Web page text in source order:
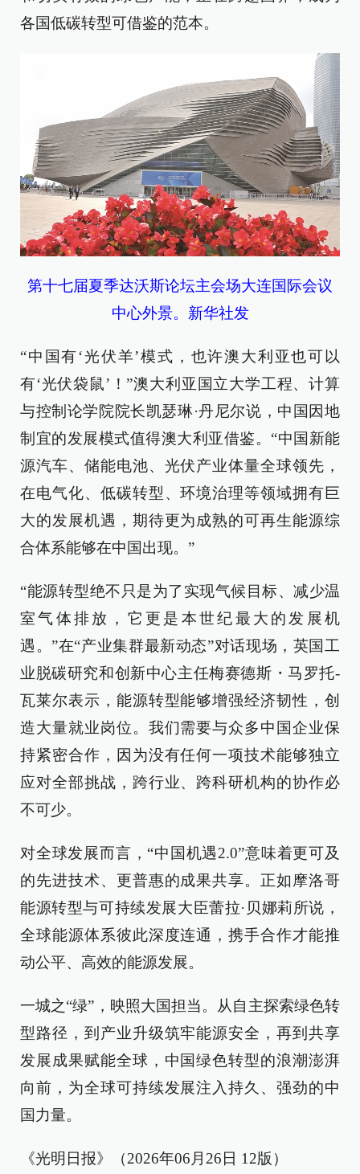
各国低碳转型可借鉴的范本。
第十七届夏季达沃斯论坛主会场大连国际会议
中心外景。新华社发
“中国有‘光伏羊’模式，也许澳大利亚也可以
有‘光伏袋鼠’！”澳大利亚国立大学工程、计算
与控制论学院院长凯瑟琳·丹尼尔说，中国因地
制宜的发展模式值得澳大利亚借鉴。“中国新能
源汽车、储能电池、光伏产业体量全球领先，
在电气化、低碳转型、环境治理等领域拥有巨
大的发展机遇，期待更为成熟的可再生能源综
合体系能够在中国出现。”
“能源转型绝不只是为了实现气候目标、减少温
室气体排放，它更是本世纪最大的发展机
遇。”在“产业集群最新动态”对话现场，英国工
业脱碳研究和创新中心主任梅赛德斯・马罗托-
瓦莱尔表示，能源转型能够增强经济韧性，创
造大量就业岗位。我们需要与众多中国企业保
持紧密合作，因为没有任何一项技术能够独立
应对全部挑战，跨行业、跨科研机构的协作必
不可少。
对全球发展而言，“中国机遇2.0”意味着更可及
的先进技术、更普惠的成果共享。正如摩洛哥
能源转型与可持续发展大臣蕾拉·贝娜莉所说，
全球能源体系彼此深度连通，携手合作才能推
动公平、高效的能源发展。
一城之“绿”，映照大国担当。从自主探索绿色转
型路径，到产业升级筑牢能源安全，再到共享
发展成果赋能全球，中国绿色转型的浪潮澎湃
向前，为全球可持续发展注入持久、强劲的中
国力量。
《光明日报》（2026年06月26日 12版）